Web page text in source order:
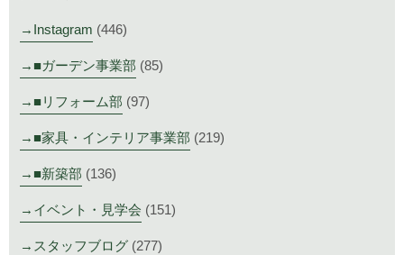
Instagram (446)
■ガーデン事業部 (85)
■リフォーム部 (97)
■家具・インテリア事業部 (219)
■新築部 (136)
イベント・見学会 (151)
スタッフブログ (277)